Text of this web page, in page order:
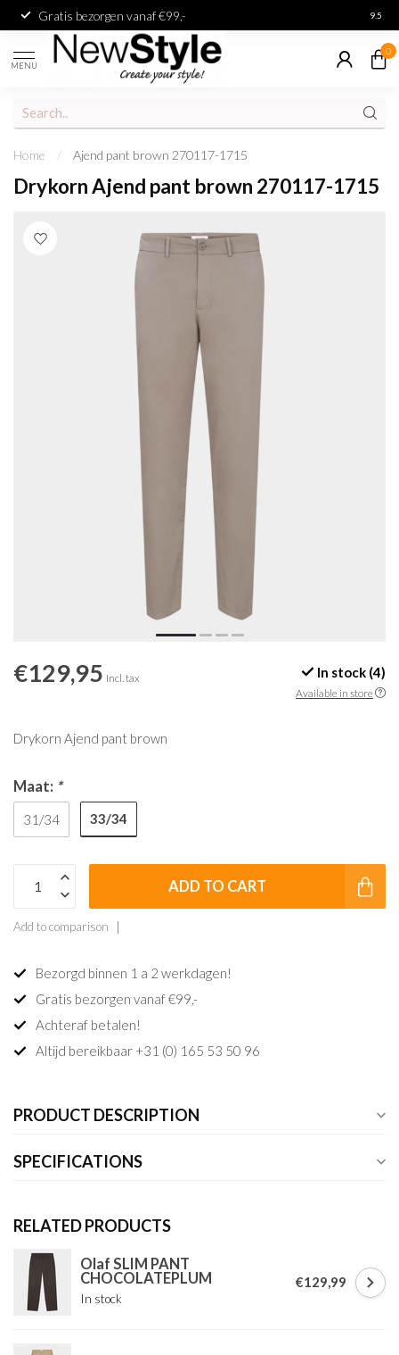
Gratis bezorgen vanaf €99,- 9.5
MENU
0
Home / Ajend pant brown 270117-1715
Drykorn Ajend pant brown 270117-1715
€129,95 Incl. tax In stock (4)
Available in store
Drykorn Ajend pant brown
Maat: *
31/34 33/34
ADD TO CART
Add to comparison
Bezorgd binnen 1 a 2 werkdagen!
Gratis bezorgen vanaf €99,-
Achteraf betalen!
Altijd bereikbaar +31 (0) 165 53 50 96
PRODUCT DESCRIPTION
SPECIFICATIONS
RELATED PRODUCTS
Olaf SLIM PANT
CHOCOLATEPLUM
In stock
€129,99